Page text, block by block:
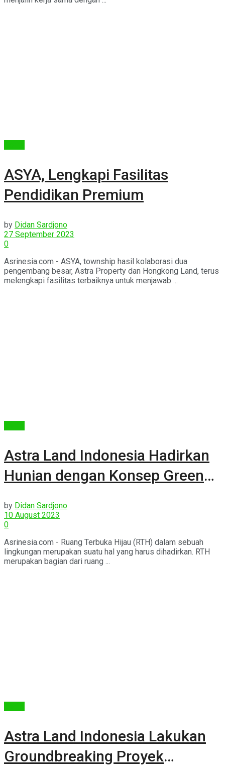
ASYA, Lengkapi Fasilitas
Pendidikan Premium
by Didan Sardjono
27 September 2023
0
Asrinesia.com - ASYA, township hasil kolaborasi dua
pengembang besar, Astra Property dan Hongkong Land, terus
melengkapi fasilitas terbaiknya untuk menjawab ...
Astra Land Indonesia Hadirkan
Hunian dengan Konsep Green
by Didan Sardjono
10 August 2023
0
Asrinesia.com - Ruang Terbuka Hijau (RTH) dalam sebuah
lingkungan merupakan suatu hal yang harus dihadirkan. RTH
merupakan bagian dari ruang ...
Astra Land Indonesia Lakukan
Groundbreaking Proyek